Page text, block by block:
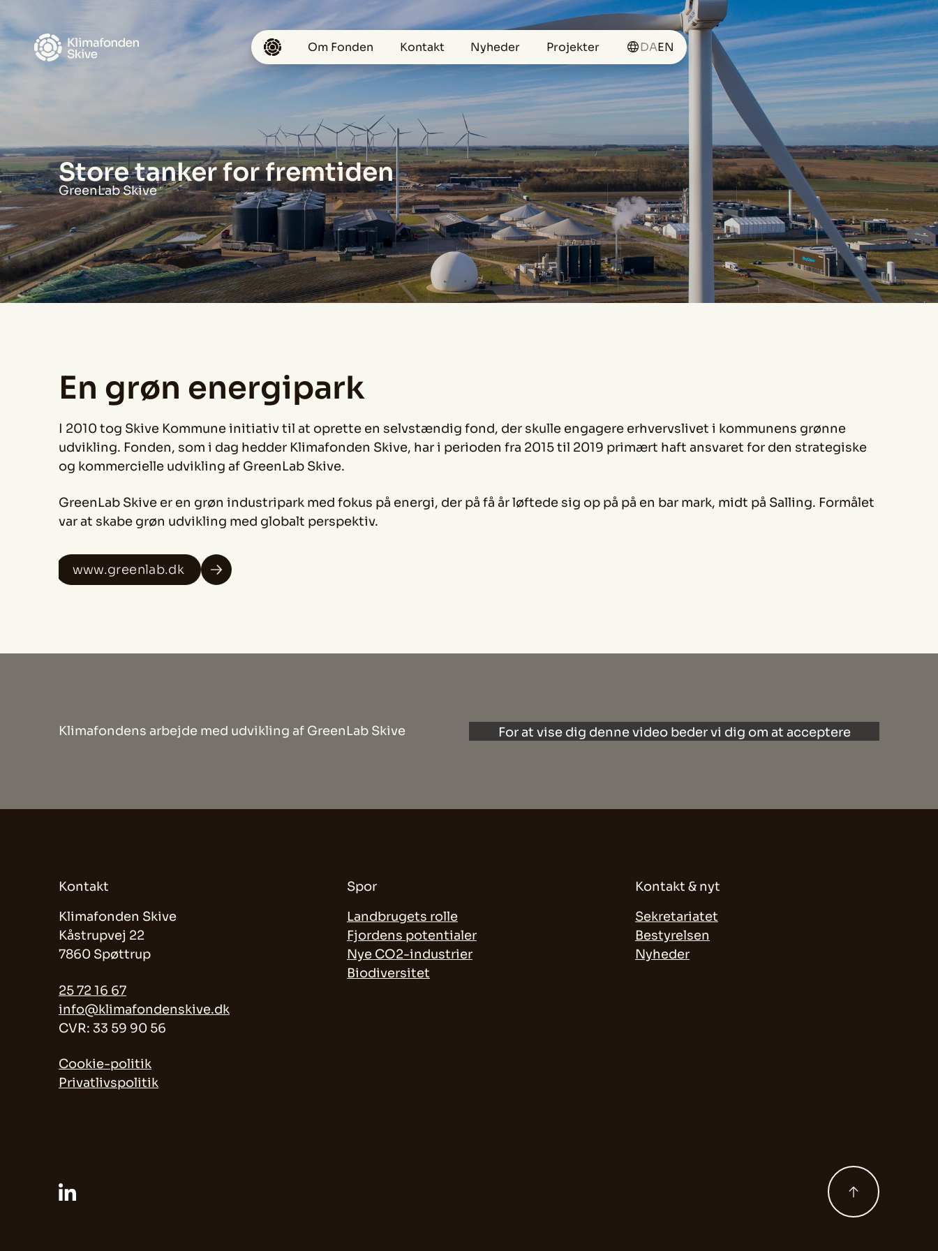
Om Fonden Kontakt Nyheder Projekter DAEN
Store tanker for fremtiden
GreenLab Skive
En grøn energipark
I 2010 tog Skive Kommune initiativ til at oprette en selvstændig fond, der skulle engagere erhvervslivet i kommunens grønne
udvikling. Fonden, som i dag hedder Klimafonden Skive, har i perioden fra 2015 til 2019 primært haft ansvaret for den strategiske
og kommercielle udvikling af GreenLab Skive.
GreenLab Skive er en grøn industripark med fokus på energi, der på få år løftede sig op på på en bar mark, midt på Salling. Formålet
var at skabe grøn udvikling med globalt perspektiv.
www.greenlab.dk
Klimafondens arbejde med udvikling af GreenLab Skive
For at vise dig denne video beder vi dig om at acceptere
Kontakt
Klimafonden Skive
Kåstrupvej 22
7860 Spøttrup
25 72 16 67
info@klimafondenskive.dk
CVR: 33 59 90 56
Cookie-politik
Privatlivspolitik
Spor
Landbrugets rolle
Fjordens potentialer
Nye CO2-industrier
Biodiversitet
Kontakt & nyt
Sekretariatet
Bestyrelsen
Nyheder